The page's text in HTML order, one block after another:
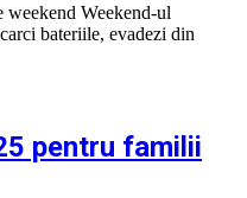
weekend Weekend-ul
bateriile, evadezi din
pentru familii